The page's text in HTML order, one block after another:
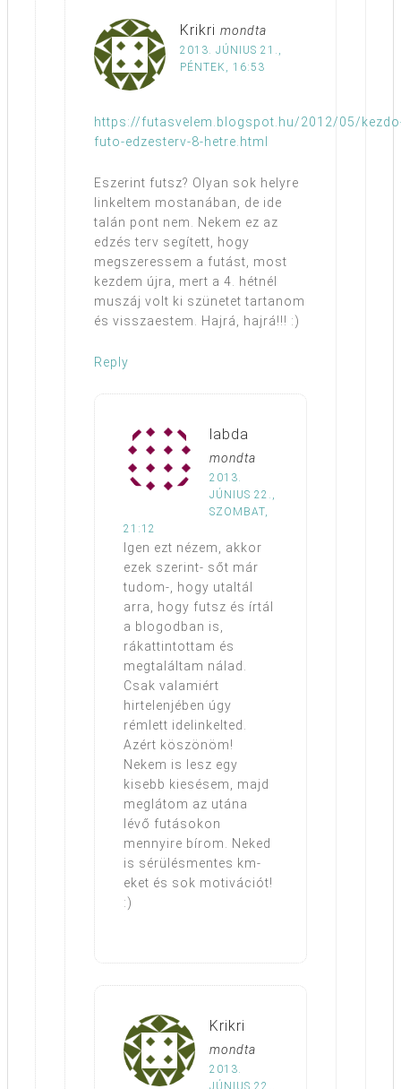
Krikri mondta
2013. JÚNIUS 21.,
PÉNTEK, 16:53
https://futasvelem.blogspot.hu/2012/05/
futo-edzesterv-8-hetre.html
Eszerint futsz? Olyan sok helyre
linkeltem mostanában, de ide
talán pont nem. Nekem ez az
edzés terv segített, hogy
megszeressem a futást, most
kezdem újra, mert a 4. hétnél
muszáj volt ki szünetet tartanom
és visszaestem. Hajrá, hajrá!!! :)
Reply
labda
mondta
2013.
JÚNIUS 22.,
SZOMBAT,
21:12
Igen ezt nézem, akkor
ezek szerint- sőt már
tudom-, hogy utaltál
arra, hogy futsz és írtál
a blogodban is,
rákattintottam és
megtaláltam nálad.
Csak valamiért
hirtelenjében úgy
rémlett idelinkelted.
Azért köszönöm!
Nekem is lesz egy
kisebb kiesésem, majd
meglátom az utána
lévő futásokon
mennyire bírom. Neked
is sérülésmentes km-
eket és sok motivációt!
:)
Krikri
mondta
2013.
JÚNIUS 22.,